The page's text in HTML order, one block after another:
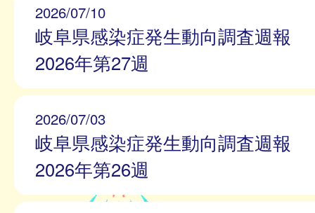
2026/07/10
岐阜県感染症発生動向調査週報
2026年第27週
2026/07/03
岐阜県感染症発生動向調査週報
2026年第26週